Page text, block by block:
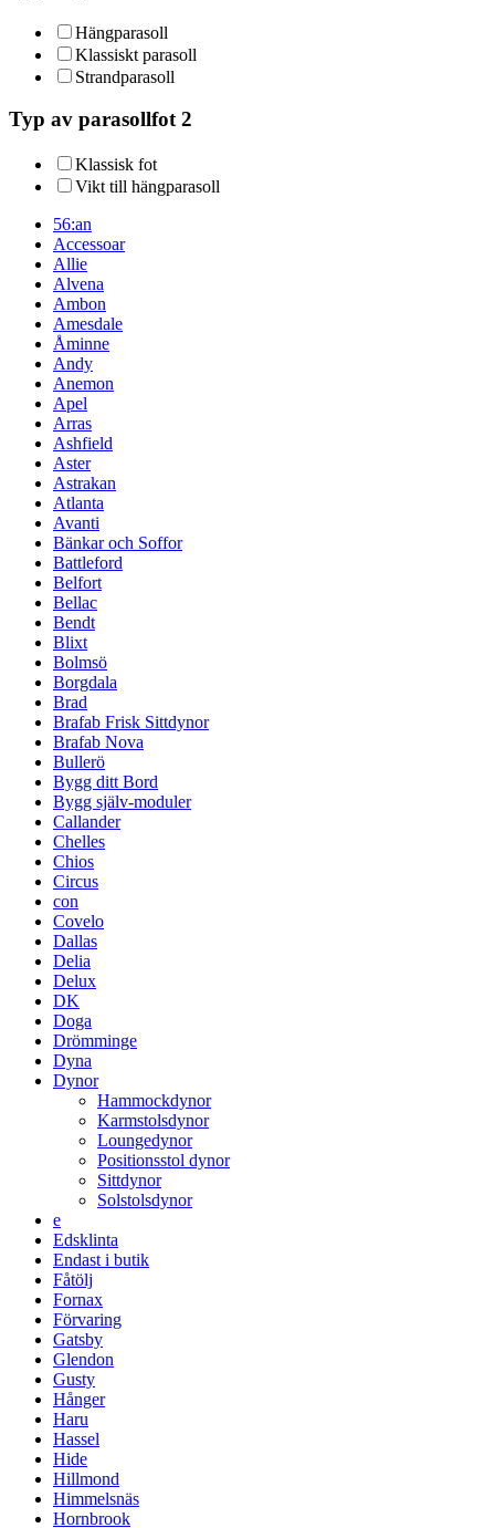
Hängparasoll
Klassiskt parasoll
Strandparasoll
Typ av parasollfot 2
Klassisk fot
Vikt till hängparasoll
56:an
Accessoar
Allie
Alvena
Ambon
Amesdale
Åminne
Andy
Anemon
Apel
Arras
Ashfield
Aster
Astrakan
Atlanta
Avanti
Bänkar och Soffor
Battleford
Belfort
Bellac
Bendt
Blixt
Bolmsö
Borgdala
Brad
Brafab Frisk Sittdynor
Brafab Nova
Bullerö
Bygg ditt Bord
Bygg själv-moduler
Callander
Chelles
Chios
Circus
con
Covelo
Dallas
Delia
Delux
DK
Doga
Drömminge
Dyna
Dynor
Hammockdynor
Karmstolsdynor
Loungedynor
Positionsstol dynor
Sittdynor
Solstolsdynor
e
Edsklinta
Endast i butik
Fåtölj
Fornax
Förvaring
Gatsby
Glendon
Gusty
Hånger
Haru
Hassel
Hide
Hillmond
Himmelsnäs
Hornbrook